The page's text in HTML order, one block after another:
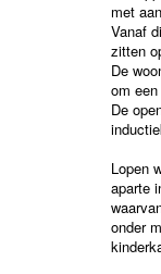
met
Vanaf
zitten
De
om
De
Lopen
aparte
onder